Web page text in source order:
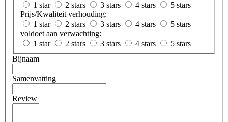
1 star
2 stars 3 stars 4 stars
5 stars
Prijs/Kwaliteit verhouding:
1 star
2 stars 3 stars 4 stars
5 stars
voldoet aan verwachting:
1 star
2 stars 3 stars 4 stars
5 stars
Bijnaam
Samenvatting
Review